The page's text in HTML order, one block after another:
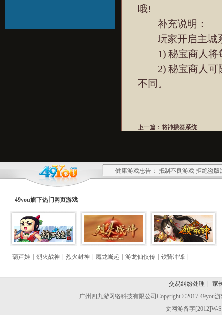
哦!
补充说明：
玩家开启主城系
1) 秘宝商人将
2) 秘宝商人可随
不同。
上一篇：将神采石系统
下一篇：将神护符系统
健康游戏忠告： 抵制不良游戏 拒绝盗
49you旗下热门 网页游戏
葫芦娃 烈火战神 烈火封神 魔龙崛起 游龙仙侠传 铁骑冲锋
交易纠纷处理
家
广州四九游网络科技有限公司Copyright ©2017 49you
文网游备字[2012]W-